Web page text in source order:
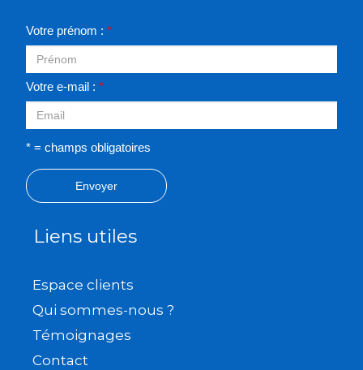
Votre prénom : *
Votre e-mail : *
* = champs obligatoires
Envoyer
Liens utiles
Espace clients
Qui sommes-nous ?
Témoignages
Contact